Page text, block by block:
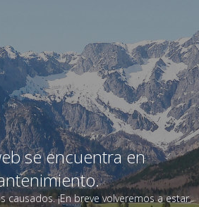
se encuentra en
causados. ¡En breve volveremos a estar